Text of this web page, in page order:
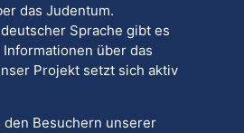
das Judentum.
Sprache gibt es
über das
Projekt setzt sich aktiv
den Besuchern unserer